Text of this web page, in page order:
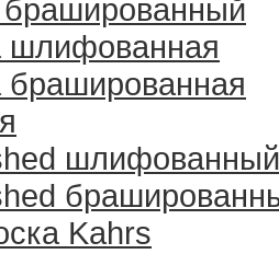
шлифованная
брашированная
шлифованный
Kahrs